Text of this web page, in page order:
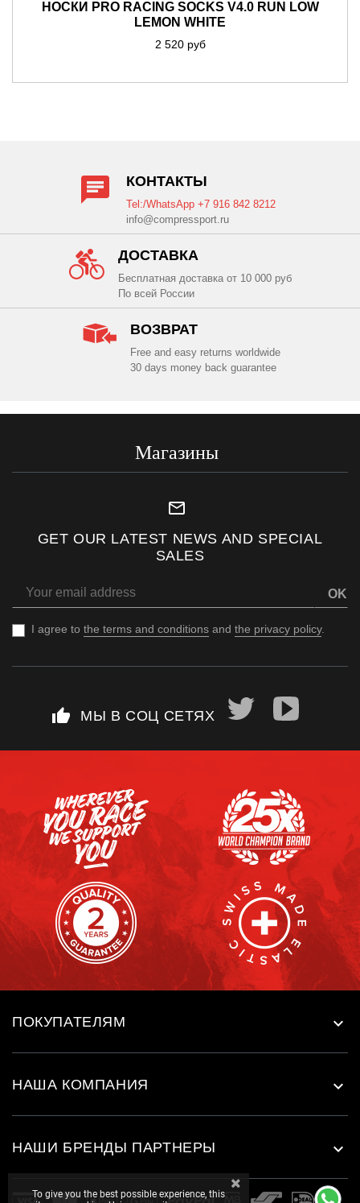
НОСКИ PRO RACING SOCKS V4.0 RUN LOW
LEMON WHITE
2 520 руб
КОНТАКТЫ
Tel:/WhatsApp +7 916 842 8212
info@compressport.ru
ДОСТАВКА
Бесплатная доставка от 10 000 руб
По всей России
ВОЗВРАТ
Free and easy returns worldwide
30 days money back guarantee
Магазины
mail_outline
GET OUR LATEST NEWS AND SPECIAL
SALES
OK
I agree to the terms and conditions and the privacy policy.
thumb_up МЫ В СОЦ СЕТЯХ
ПОКУПАТЕЛЯМ 
НАША КОМПАНИЯ 
НАШИ БРЕНДЫ ПАРТНЕРЫ 
To give you the best possible experience, this